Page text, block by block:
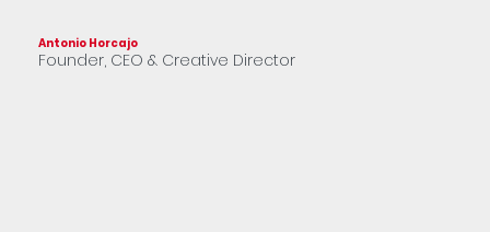
Antonio Horcajo
Founder, CEO & Creative Director